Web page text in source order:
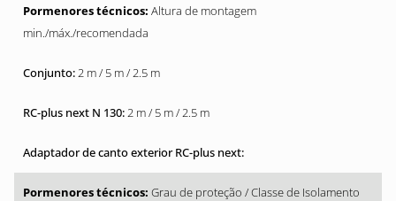
Altura de montagem
min./máx./recomendada
2 m / 5 m / 2.5 m
2 m / 5 m / 2.5 m
Grau de proteção / Classe de Isolamento